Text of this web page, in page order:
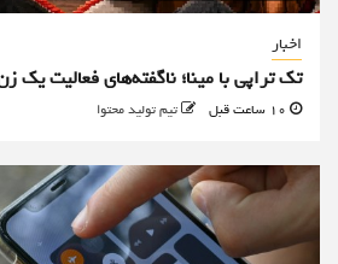
اخبار
تک تراپی با مینا؛ ناگفته‌های فعالیت یک
تیم تولید محتوا